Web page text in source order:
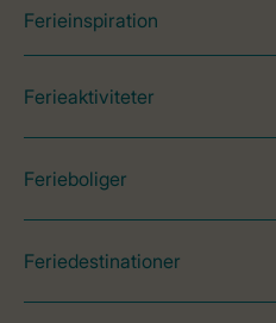
Ferieinspiration
Ferieaktiviteter
Ferieboliger
Feriedestinationer